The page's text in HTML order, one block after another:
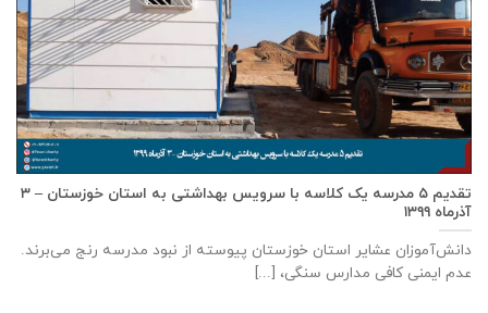
تقدیم ۵ مدرسه یک کلاسه با سرويس بهداشتی به استان خوزستان – ۳
آذر‌ماه ۱۳۹۹
دانش‌آموزان عشایر استان خوزستان پيوسته از نبود مدرسه رنج می‌برند.
عدم ایمنی کافی مدارس سنگی، [...]